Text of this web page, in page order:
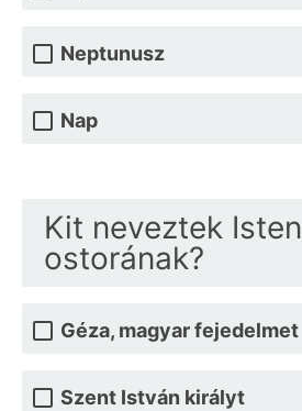
Neptunusz
Nap
Kit neveztek Isten
ostorának?
Géza, magyar fejedelmet
Szent István királyt